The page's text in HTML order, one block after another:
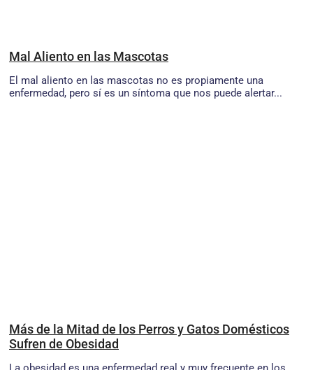
Mal Aliento en las Mascotas
El mal aliento en las mascotas no es propiamente una
enfermedad, pero sí es un síntoma que nos puede alertar...
Más de la Mitad de los Perros y Gatos Domésticos
Sufren de Obesidad